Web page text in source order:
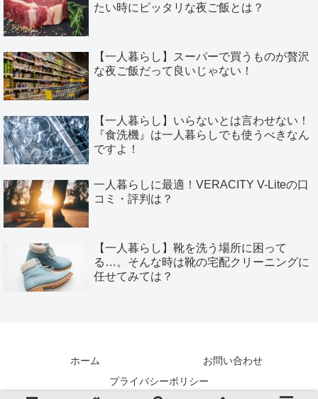
たい時にピッタリな夜ご飯とは？
【一人暮らし】スーパーで買うものが贅沢
な夜ご飯だって良いじゃない！
【一人暮らし】いらないとは言わせない！
『食洗機』は一人暮らしでも使うべきなん
ですよ！
一人暮らしに最適！VERACITY V-Liteの口
コミ・評判は？
【一人暮らし】靴を洗う場所に困って
る…。そんな時は靴の宅配クリーニングに
任せてみては？
ホーム
お問い合わせ
プライバシーポリシー